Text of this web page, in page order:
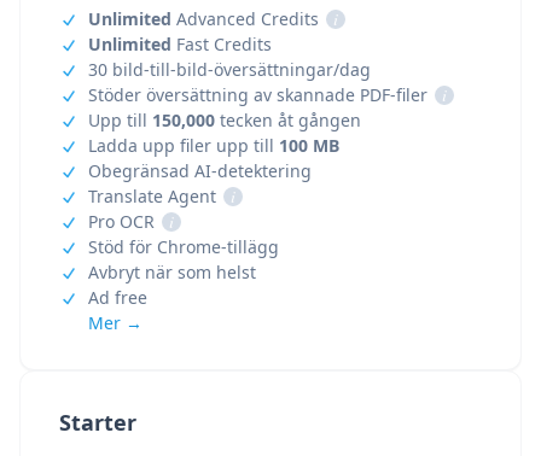
Starter
Unlimited Advanced Credits
i
Unlimited Fast Credits
30 bild-till-bild-översättningar/dag
Stöder översättning av skannade PDF-filer
i
Upp till 150,000 tecken åt gången
Ladda upp filer upp till 100 MB
Obegränsad AI-detektering
Translate Agent
i
Pro OCR
i
Stöd för Chrome-tillägg
Avbryt när som helst
Ad free
Mer →